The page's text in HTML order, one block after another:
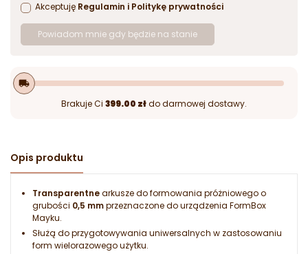
Akceptuję Regulamin i Politykę prywatności
Powiadom mnie gdy będzie na stanie
local_shipping
Brakuje Ci 399.00 złdo darmowej dostawy.
Opis produktu
Transparentnearkusze do formowania próżniowego o
grubości 0,5 mmprzeznaczone do urządzenia FormBox
Mayku.
Służą do przygotowywania uniwersalnych w zastosowaniu
form wielorazowego użytku.